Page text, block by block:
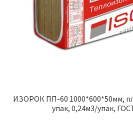
ИЗОРОК ПП-60 1000*600*50мм,
упак, 0,24м3/упак,